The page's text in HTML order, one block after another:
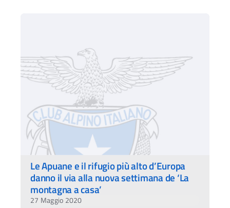
Le Apuane e il rifugio più alto d’Europa
danno il via alla nuova settimana de ‘La
montagna a casa’
27 Maggio 2020